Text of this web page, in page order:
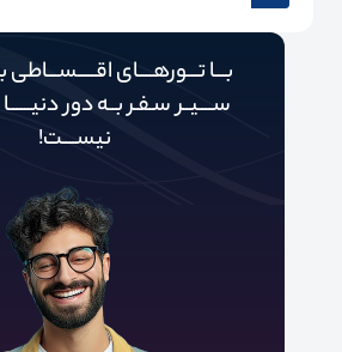
بـــا تـــورهــــای اقـــــســـاطی
ســــیــر سـفـر بــه دور‌‌‌‌
نیســــت!